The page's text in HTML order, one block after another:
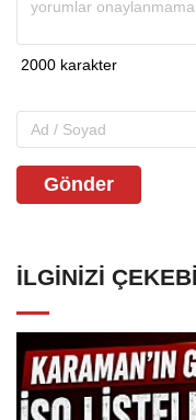
Gönder
İLGINIZI